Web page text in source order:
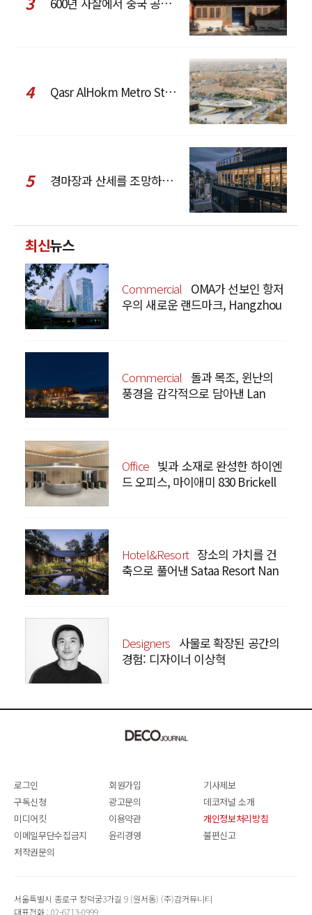
4 Qasr AlHokm Metro Station, 구도심과 현대 공공 인프라의 접점을 제안하다
5 경마장과 산세를 조망하는 CCD Hong Kong Creative Center
최신뉴스
Commercial OMA가 선보인 항저
우의 새로운 랜드마크, Hangzhou
Commercial 돌과 목조, 윈난의
풍경을 감각적으로 담아낸 Lan
Office 빛과 소재로 완성한 하이엔
드 오피스, 마이애미 830 Brickell
Hotel&Resort 장소의 가치를 건
축으로 풀어낸 Sataa Resort Nan
Designers 사물로 확장된 공간의
경험: 디자이너 이상혁
로그인 회원가입
기사제보
구독신청
광고문의
데코저널 소개
미디어킷
이용약관
개인정보처리방침
이메일무단수집금지
윤리경영
불편신고
저작권문의
서울특별시 종로구 창덕궁3가길 9 (원서동) (주)감커뮤니티
대표전화 : 02-6713-0999